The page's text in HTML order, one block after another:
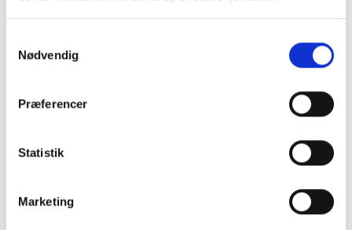
Nødvendig
Præferencer
Statistik
Marketing
5.000 kr.
Status
Ledig